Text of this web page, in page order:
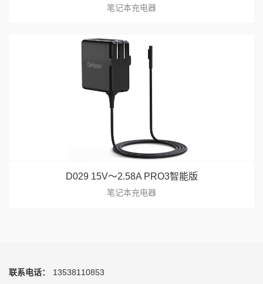
笔记本充电器
D029 15V～2.58A PRO3智能版
笔记本充电器
联系电话： 13538110853